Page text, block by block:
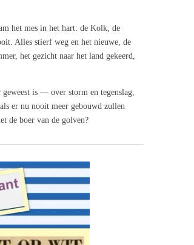
het mes in het hart: de Kolk, de
Alles stierf weg en het nieuwe, de
het gezicht naar het land gekeerd,
is — over storm en tegenslag,
er nu nooit meer gebouwd zullen
de boer van de golven?